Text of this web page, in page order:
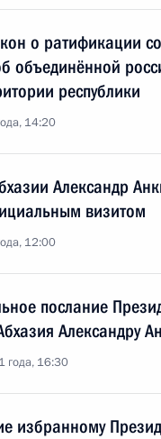
о ратификации
объединённой
республики
14:20
Александр
визитом
12:00
послание
Александру
года, 16:30
избранному